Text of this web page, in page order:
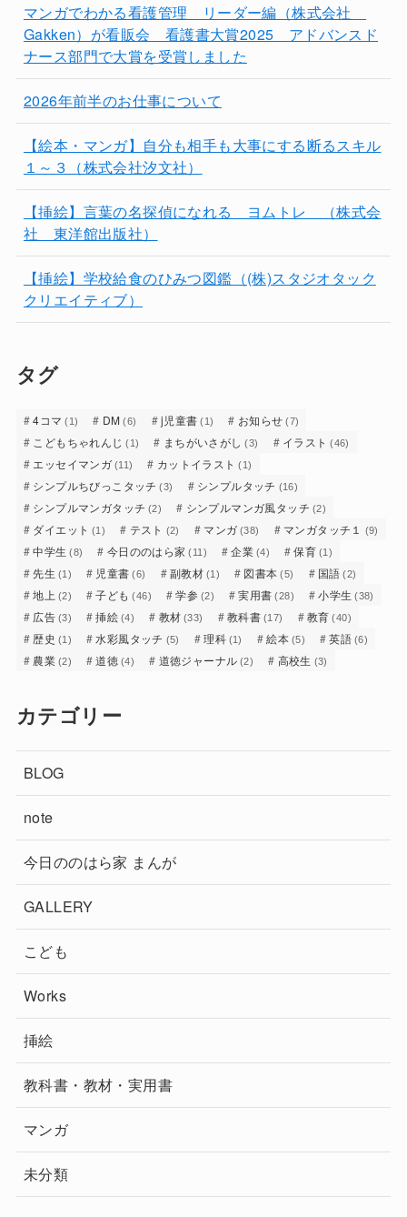
マンガでわかる看護管理 リーダー編（株式会社
Gakken）が看販会 看護書大賞2025 アドバンスド
ナース部門で大賞を受賞しました
2026年前半のお仕事について
【絵本・マンガ】自分も相手も大事にする断るスキル
１～３（株式会社汐文社）
【挿絵】言葉の名探偵になれる ヨムトレ （株式会
社 東洋館出版社）
【挿絵】学校給食のひみつ図鑑（(株)スタジオタック
クリエイティブ）
タグ
4コマ (1) DM (6) j児童書 (1) お知らせ (7)
こどもちゃれんじ (1) まちがいさがし (3) イラスト (46)
エッセイマンガ (11) カットイラスト (1)
シンプルちびっこタッチ (3) シンプルタッチ (16)
シンプルマンガタッチ (2) シンプルマンガ風タッチ (2)
ダイエット (1) テスト (2) マンガ (38) マンガタッチ１ (9)
中学生 (8) 今日ののはら家 (11) 企業 (4) 保育 (1)
先生 (1) 児童書 (6) 副教材 (1) 図書本 (5) 国語 (2)
地上 (2) 子ども (46) 学参 (2) 実用書 (28) 小学生 (38)
広告 (3) 挿絵 (4) 教材 (33) 教科書 (17) 教育 (40)
歴史 (1) 水彩風タッチ (5) 理科 (1) 絵本 (5) 英語 (6)
農業 (2) 道徳 (4) 道徳ジャーナル (2) 高校生 (3)
カテゴリー
BLOG
note
今日ののはら家 まんが
GALLERY
こども
Works
挿絵
教科書・教材・実用書
マンガ
未分類